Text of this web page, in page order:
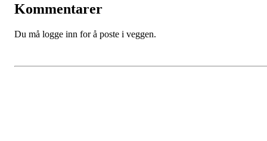
Kommentarer
Du må logge inn for å poste i veggen.